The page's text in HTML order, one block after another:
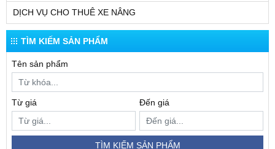
DỊCH VỤ CHO THUÊ XE NÂNG
TÌM KIẾM SẢN PHẨM
Tên sản phẩm
Từ giá Đến giá
TÌM KIẾM SẢN PHẨM